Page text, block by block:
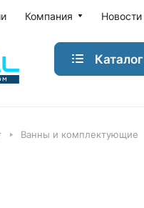
Компания Новости
Каталог
Ванны и комплектующие